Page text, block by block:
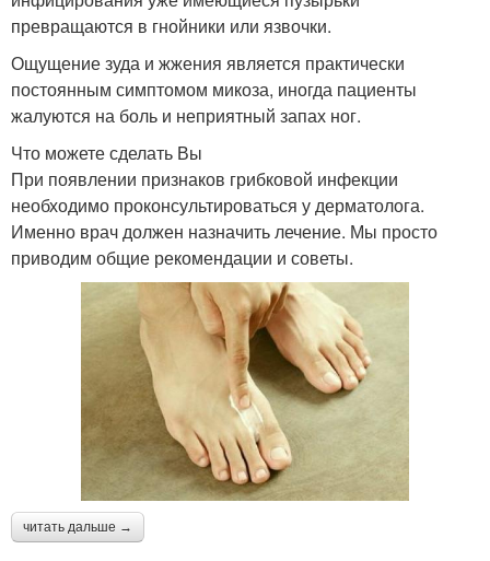
превращаются в гнойники или язвочки.
Ощущение зуда и жжения является практически
постоянным симптомом микоза, иногда пациенты
жалуются на боль и неприятный запах ног.
Что можете сделать Вы
При появлении признаков грибковой инфекции
необходимо проконсультироваться у дерматолога.
Именно врач должен назначить лечение. Мы просто
приводим общие рекомендации и советы.
читать дальше →